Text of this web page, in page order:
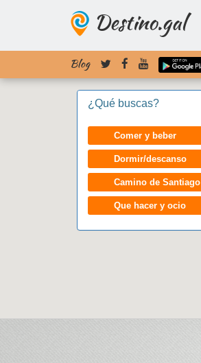
Destino.gal
Blog
¿Qué buscas?
Comer y beber
Dormir/descanso
Camino de Santiago
Que hacer y ocio